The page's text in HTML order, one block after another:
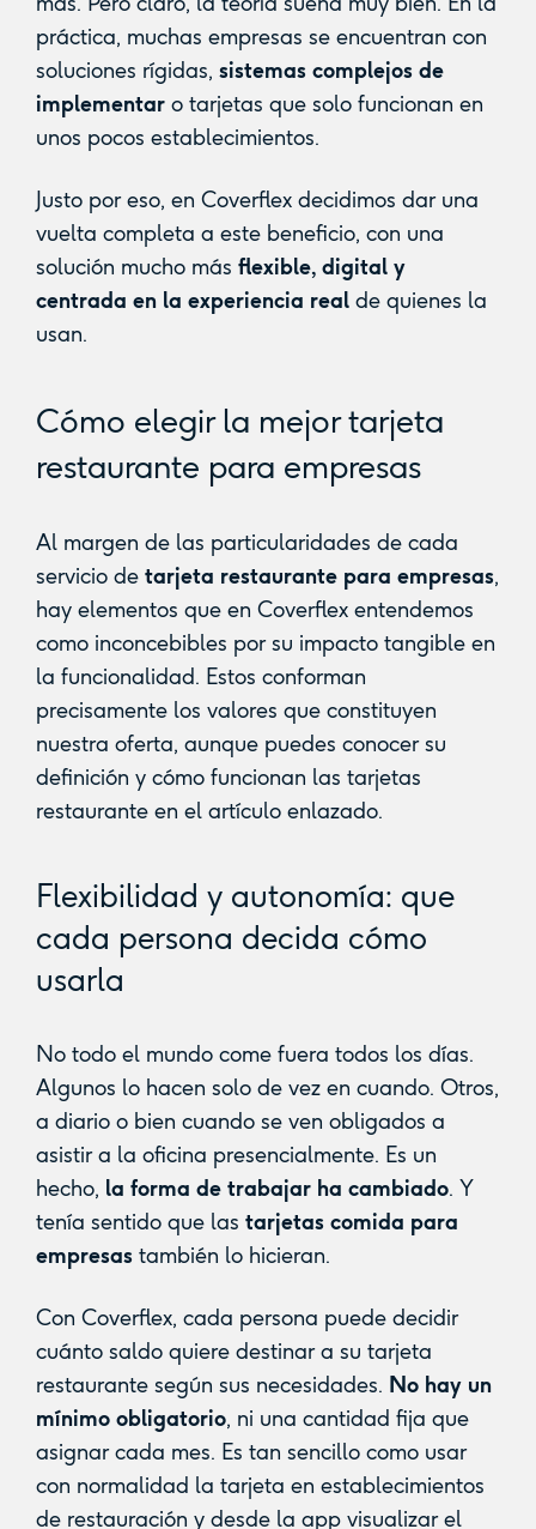
práctica, muchas empresas se encuentran con
soluciones rígidas, sistemas complejos de
implementaro tarjetas que solo funcionan en
unos pocos establecimientos.
Justo por eso, en Coverflex decidimos dar una
vuelta completa a este beneficio, con una
solución mucho más flexible, digital y
centrada en la experiencia realde quienes la
usan.
Cómo elegir la mejor tarjeta
restaurante para empresas
Al margen de las particularidades de cada
servicio de tarjeta restaurante para empresas,
hay elementos que en Coverflex entendemos
como inconcebibles por su impacto tangible en
la funcionalidad. Estos conforman
precisamente los valores que constituyen
nuestra oferta, aunque puedes conocer su
definición y cómo funcionan las tarjetas
restaurante en el artículo enlazado.
Flexibilidad y autonomía: que
cada persona decida cómo
usarla
No todo el mundo come fuera todos los días.
Algunos lo hacen solo de vez en cuando. Otros,
a diario o bien cuando se ven obligados a
asistir a la oficina presencialmente. Es un
hecho, la forma de trabajar ha cambiado. Y
tenía sentido que las tarjetas comida para
empresastambién lo hicieran.
Con Coverflex, cada persona puede decidir
cuánto saldo quiere destinar a su tarjeta
restaurante según sus necesidades. No hay un
mínimo obligatorio, ni una cantidad fija que
asignar cada mes. Es tan sencillo como usar
con normalidad la tarjeta en establecimientos
de restauración y desde la app visualizar el